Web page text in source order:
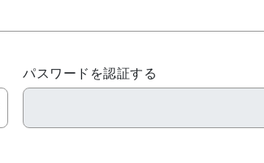
パスワードを認証する